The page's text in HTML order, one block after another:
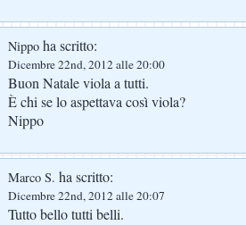
Nippo ha scritto:
Dicembre 22nd, 2012 alle 20:00
Buon Natale viola a tutti.
È chi se lo aspettava così viola?
Nippo
Marco S. ha scritto:
Dicembre 22nd, 2012 alle 20:07
Tutto bello tutti belli.